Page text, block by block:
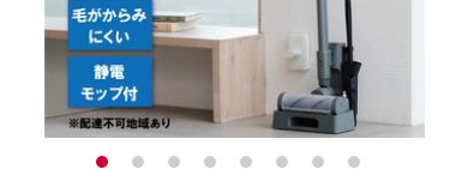
1 2 3 4 5 6 7 8